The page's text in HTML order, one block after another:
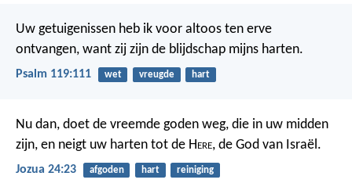
Uw getuigenissen heb ik voor altoos ten erve
ontvangen, want zij zijn de blijdschap mijns harten.
Psalm 119:111 wet vreugde hart
Nu dan, doet de vreemde goden weg, die in uw midden
zijn, en neigt uw harten tot de Here, de God van Israël.
Jozua 24:23 afgoden hart reiniging